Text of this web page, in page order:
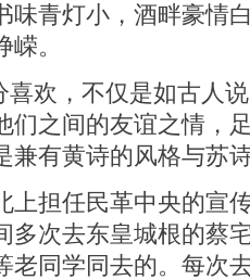
味青灯小，酒畔豪情
。
欢，不仅是如古人
们之间的友谊之情，
兼有黄诗的风格与苏
上担任民革中央的宣
多次去东皇城根的蔡
老同学同去的。每次